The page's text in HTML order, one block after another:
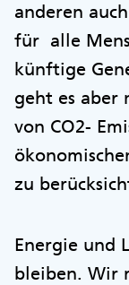
anderen
für alle
künftige
geht es aber
von CO2-
zu
Energie und
bleiben. Wir